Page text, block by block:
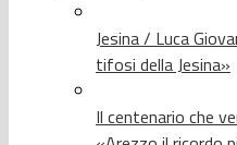
Jesina / Luca
tifosi della Jesina»
Il centenario che